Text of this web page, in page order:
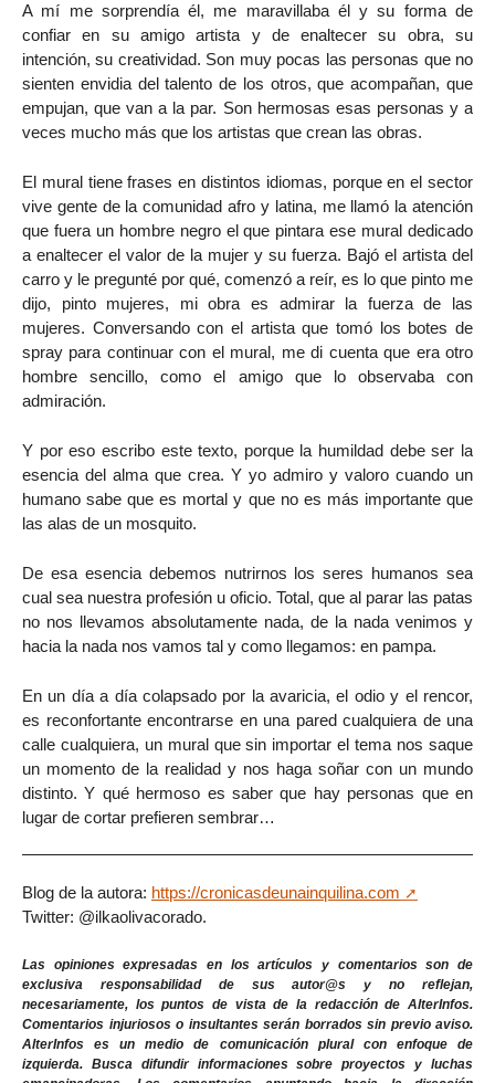
A mí me sorprendía él, me maravillaba él y su forma de
confiar en su amigo artista y de enaltecer su obra, su
intención, su creatividad. Son muy pocas las personas que no
sienten envidia del talento de los otros, que acompañan, que
empujan, que van a la par. Son hermosas esas personas y a
veces mucho más que los artistas que crean las obras.
El mural tiene frases en distintos idiomas, porque en el sector
vive gente de la comunidad afro y latina, me llamó la atención
que fuera un hombre negro el que pintara ese mural dedicado
a enaltecer el valor de la mujer y su fuerza. Bajó el artista del
carro y le pregunté por qué, comenzó a reír, es lo que pinto me
dijo, pinto mujeres, mi obra es admirar la fuerza de las
mujeres. Conversando con el artista que tomó los botes de
spray para continuar con el mural, me di cuenta que era otro
hombre sencillo, como el amigo que lo observaba con
admiración.
Y por eso escribo este texto, porque la humildad debe ser la
esencia del alma que crea. Y yo admiro y valoro cuando un
humano sabe que es mortal y que no es más importante que
las alas de un mosquito.
De esa esencia debemos nutrirnos los seres humanos sea
cual sea nuestra profesión u oficio. Total, que al parar las patas
no nos llevamos absolutamente nada, de la nada venimos y
hacia la nada nos vamos tal y como llegamos: en pampa.
En un día a día colapsado por la avaricia, el odio y el rencor,
es reconfortante encontrarse en una pared cualquiera de una
calle cualquiera, un mural que sin importar el tema nos saque
un momento de la realidad y nos haga soñar con un mundo
distinto. Y qué hermoso es saber que hay personas que en
lugar de cortar prefieren sembrar…
Blog de la autora: https://cronicasdeunainquilina.com
Twitter: @ilkaolivacorado.
Las opiniones expresadas en los artículos y comentarios son de
exclusiva responsabilidad de sus autor@s y no reflejan,
necesariamente, los puntos de vista de la redacción de AlterInfos.
Comentarios injuriosos o insultantes serán borrados sin previo aviso.
AlterInfos es un medio de comunicación plural con enfoque de
izquierda. Busca difundir informaciones sobre proyectos y luchas